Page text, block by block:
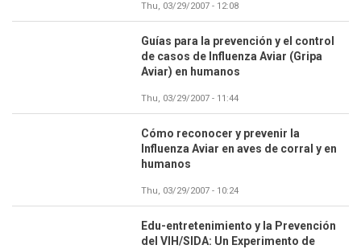
Thu, 03/29/2007 - 12:08
Guías para la prevención y el control
de casos de Influenza Aviar (Gripa
Aviar) en humanos
Thu, 03/29/2007 - 11:44
Cómo reconocer y prevenir la
Influenza Aviar en aves de corral y en
humanos
Thu, 03/29/2007 - 10:24
Edu-entretenimiento y la Prevención
del VIH/SIDA: Un Experimento de